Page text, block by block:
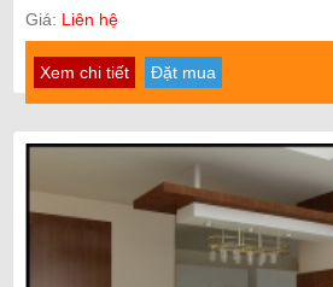
Giá: Liên hệ
Xem chi tiết Đặt mua